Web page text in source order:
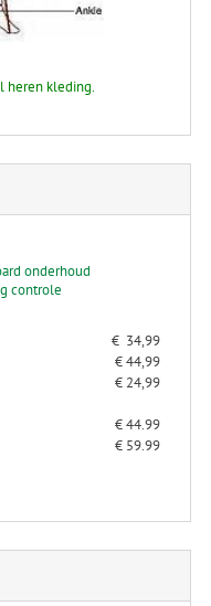
heren kleding.
onderhoud
controle
€ 34,99
€ 44,99
€ 24,99
€ 44.99
€ 59.99